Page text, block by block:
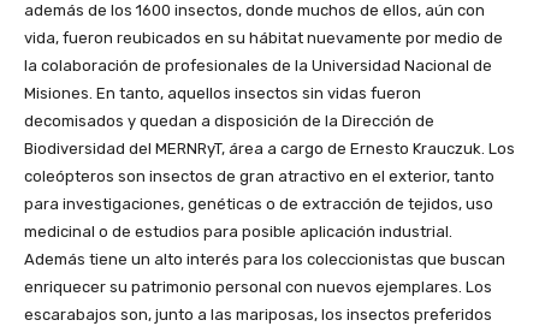
además de los 1600 insectos, donde muchos de ellos, aún con
vida, fueron reubicados en su hábitat nuevamente por medio de
la colaboración de profesionales de la Universidad Nacional de
Misiones. En tanto, aquellos insectos sin vidas fueron
decomisados y quedan a disposición de la Dirección de
Biodiversidad del MERNRyT, área a cargo de Ernesto Krauczuk. Los
coleópteros son insectos de gran atractivo en el exterior, tanto
para investigaciones, genéticas o de extracción de tejidos, uso
medicinal o de estudios para posible aplicación industrial.
Además tiene un alto interés para los coleccionistas que buscan
enriquecer su patrimonio personal con nuevos ejemplares. Los
escarabajos son, junto a las mariposas, los insectos preferidos